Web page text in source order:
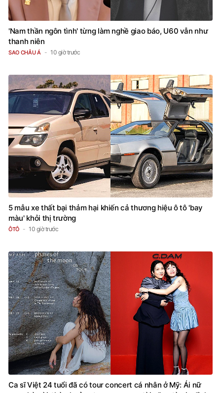
'Nam thần ngôn tình' từng làm nghề giao báo, U60 vẫn như
thanh niên
SAO CHÂU Á 10 giờ trước
5 mẫu xe thất bại thảm hại khiến cả thương hiệu ô tô 'bay
màu' khỏi thị trường
ÔTÔ 10 giờ trước
Ca sĩ Việt 24 tuổi đã có tour concert cá nhân ở Mỹ: Ái nữ